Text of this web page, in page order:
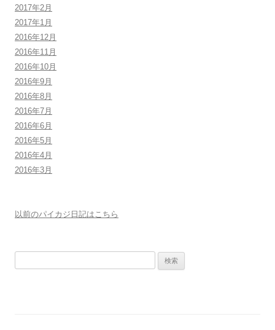
2017年2月
2017年1月
2016年12月
2016年11月
2016年10月
2016年9月
2016年8月
2016年7月
2016年6月
2016年5月
2016年4月
2016年3月
以前のパイカジ日記はこちら